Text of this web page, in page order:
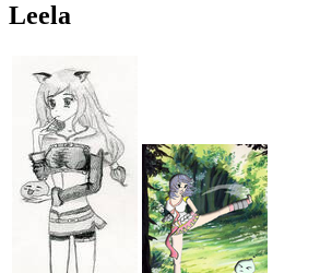
Leela